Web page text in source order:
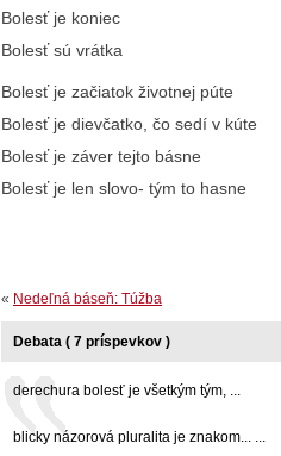
Bolesť je koniec
Bolesť sú vrátka
Bolesť je začiatok životnej púte
Bolesť je dievčatko, čo sedí v kúte
Bolesť je záver tejto básne
Bolesť je len slovo- tým to hasne
« Nedeľná báseň: Túžba
Debata ( 7 príspevkov )
derechura bolesť je všetkým tým, ...
blicky názorová pluralita je znakom... ...